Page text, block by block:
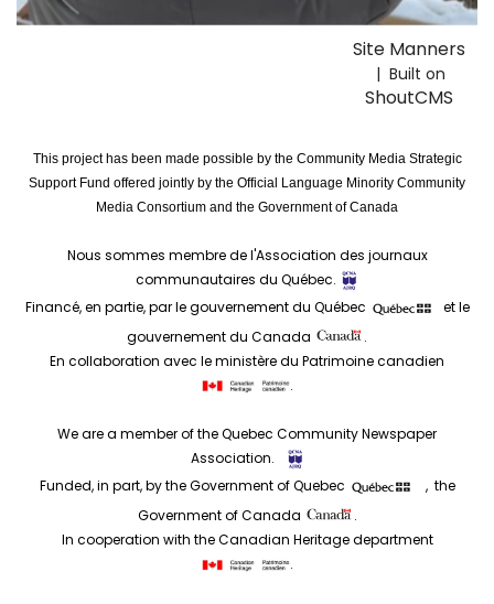
Site Manners
| Built on
ShoutCMS
This project has been made possible by the Community Media Strategic
Support Fund offered jointly by the Official Language Minority Community
Media Consortium and the Government of Canada
Nous sommes membre de l'Association des journaux
communautaires du Québec.
Financé, en partie, par le gouvernement du Québec
et le
gouvernement du Canada
.
En collaboration avec le ministère du Patrimoine canadien
.
We are a member of the Quebec Community Newspaper
Association.
Funded, in part, by the Government of Quebec
, the
Government of Canada
.
In cooperation with the Canadian Heritage department
.